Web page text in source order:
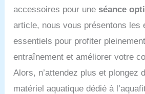
Séchage à
Choix de la
standards
Reportez-
des
poitrine/
Le haut et
sont tous
une touche
de
unique du
valeur votre
accessoires pour uneséance
article, nous vous présentons les
essentiels pour profiter
entraînement et améliorer votre
Alors, n’attendez plus et plongez
matériel aquatique dédié à